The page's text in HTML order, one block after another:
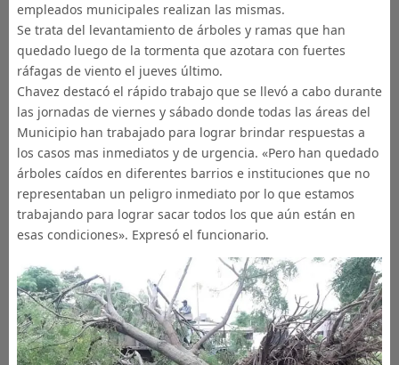
empleados municipales realizan las mismas.
Se trata del levantamiento de árboles y ramas que han
quedado luego de la tormenta que azotara con fuertes
ráfagas de viento el jueves último.
Chavez destacó el rápido trabajo que se llevó a cabo durante
las jornadas de viernes y sábado donde todas las áreas del
Municipio han trabajado para lograr brindar respuestas a
los casos mas inmediatos y de urgencia. «Pero han quedado
árboles caídos en diferentes barrios e instituciones que no
representaban un peligro inmediato por lo que estamos
trabajando para lograr sacar todos los que aún están en
esas condiciones». Expresó el funcionario.